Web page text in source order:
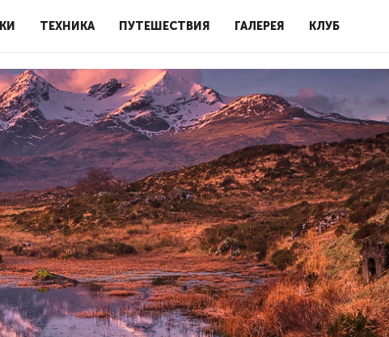
ТЕХНИКА ПУТЕШЕСТВИЯ ГАЛЕРЕЯ КЛУБ